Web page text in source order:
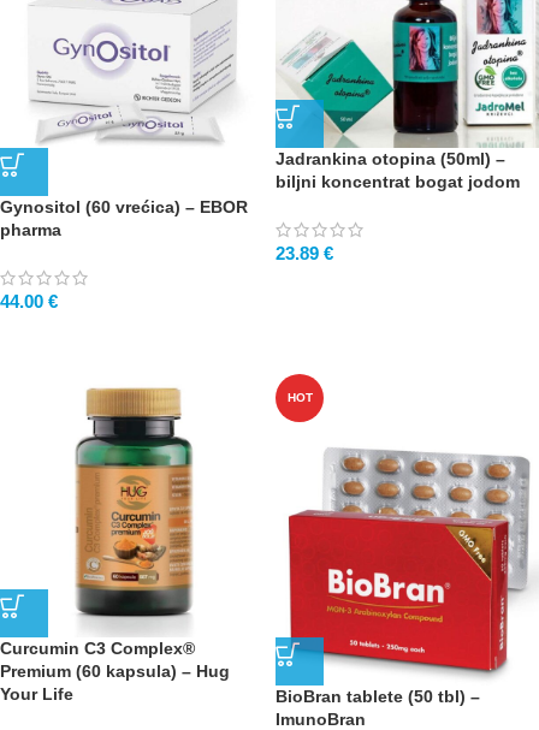
Gynositol (60 vrećica) – EBOR
pharma
44.00 €
Jadrankina otopina (50ml) –
biljni koncentrat bogat jodom
23.89 €
Curcumin C3 Complex®
Premium (60 kapsula) – Hug
Your Life
HOT
BioBran tablete (50 tbl) –
ImunoBran